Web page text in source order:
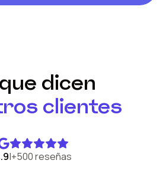
dicen
clientes
|+500 reseñas